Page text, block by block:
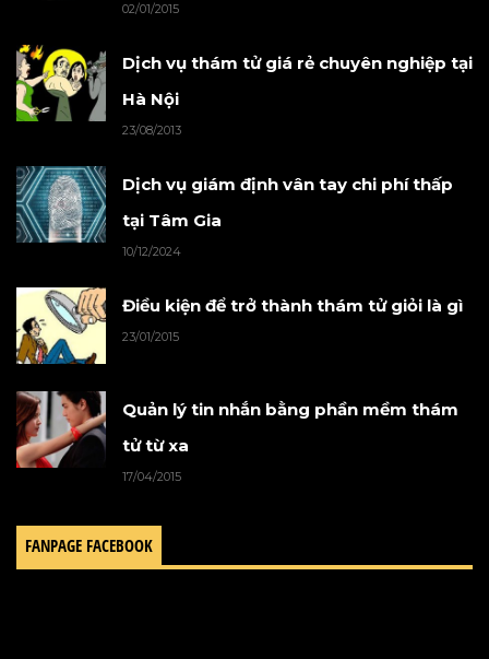
02/01/2015
Dịch vụ thám tử giá rẻ chuyên nghiệp tại
Hà Nội
23/08/2013
Dịch vụ giám định vân tay chi phí thấp
tại Tâm Gia
10/12/2024
Điều kiện để trở thành thám tử giỏi là gì
23/01/2015
Quản lý tin nhắn bằng phần mềm thám
tử từ xa
17/04/2015
FANPAGE FACEBOOK